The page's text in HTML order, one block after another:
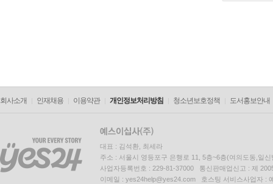
회사소개 인재채용 이용약관 개인정보처리방침 청소년보호정책 도서홍보안내
대표 : 김석환, 최세라
주소 : 서울시 영등포구 은행로 11, 5층~6층(여의도동,일신
사업자등록번호 : 229-81-37000 통신판매업신고 : 제
이메일 : yes24help@yes24.com 호스팅 서비스사업자 :